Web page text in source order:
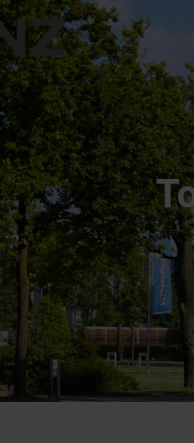
Wie zijn wij
Ondernemers
Leden
Lid worden